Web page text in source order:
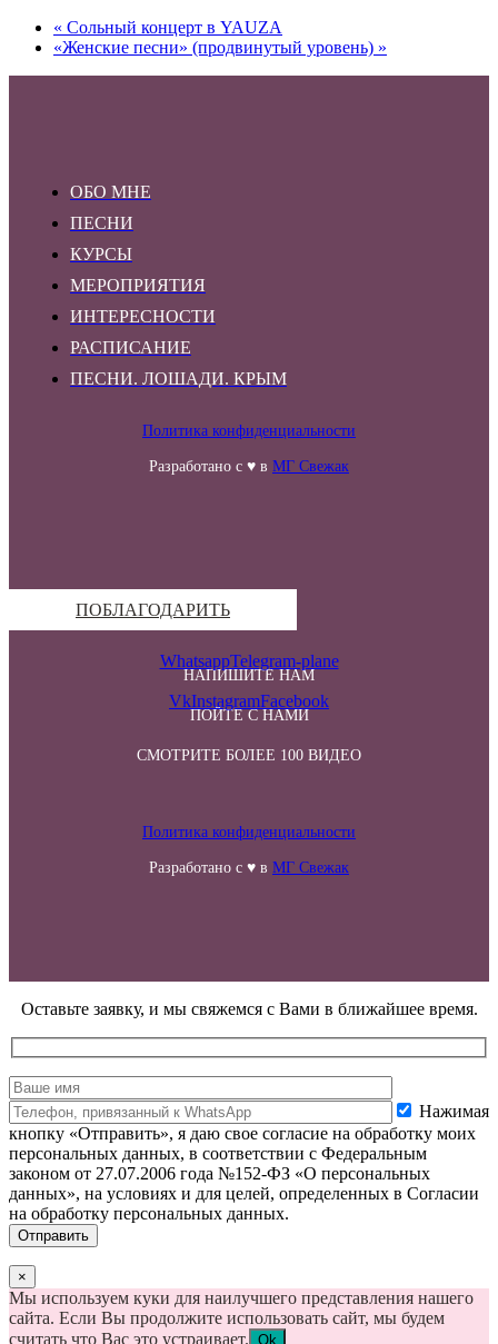
« Сольный концерт в YAUZA
«Женские песни» (продвинутый уровень) »
ОБО МНЕ
ПЕСНИ
КУРСЫ
МЕРОПРИЯТИЯ
ИНТЕРЕСНОСТИ
РАСПИСАНИЕ
ПЕСНИ. ЛОШАДИ. КРЫМ
Политика конфиденциальности
Разработано с ♥ в МГ Свежак
ПОБЛАГОДАРИТЬ
НАПИШИТЕ НАМ
WhatsappTelegram-plane
ПОЙТЕ С НАМИ
VkInstagramFacebook
СМОТРИТЕ БОЛЕЕ 100 ВИДЕО
Политика конфиденциальности
Разработано с ♥ в МГ Свежак
Оставьте заявку, и мы свяжемся с Вами в ближайшее время.
Нажимая
кнопку «Отправить», я даю свое согласие на обработку моих
персональных данных, в соответствии с Федеральным
законом от 27.07.2006 года №152-ФЗ «О персональных
данных», на условиях и для целей, определенных в Согласии
на обработку персональных данных.
×
Мы используем куки для наилучшего представления нашего
сайта. Если Вы продолжите использовать сайт, мы будем
считать что Вас это устраивает. Ok